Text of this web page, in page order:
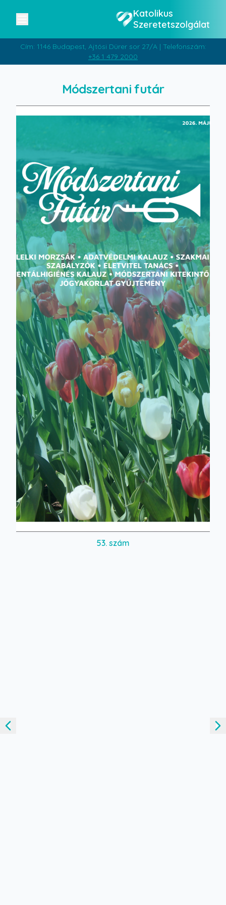
Katolikus
Szeretetszolgálat
Cím: 1146 Budapest, Ajtósi Dürer sor 27/A | Telefonszám:
+36 1 479 2000
Módszertani futár
53. szám